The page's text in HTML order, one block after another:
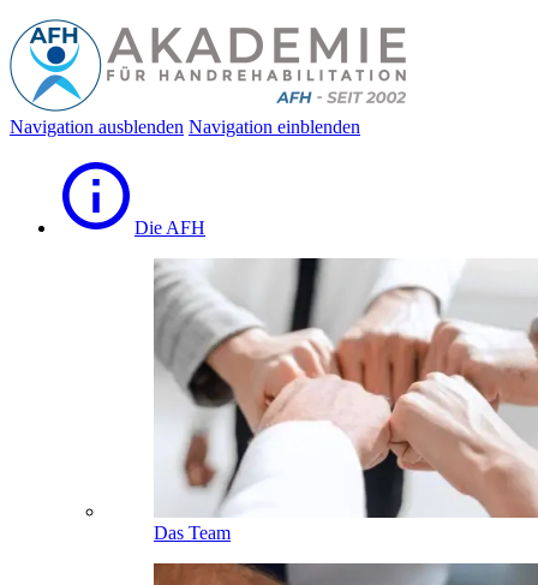
Navigation ausblenden Navigation einblenden
Die AFH
Das Team